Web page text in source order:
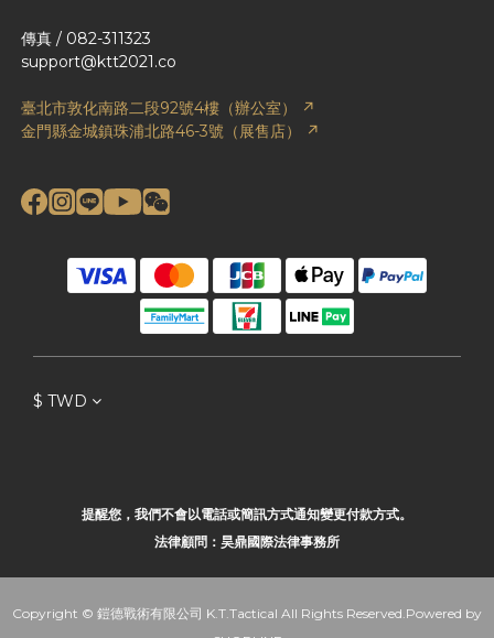
傳真 / 082-311323
support@ktt2021.co
臺北市敦化南路二段92號4樓（辦公室） ↗
金門縣金城鎮珠浦北路46-3號（展售店） ↗
$ TWD
提醒您，我們不會以電話或簡訊方式通知變更付款方式。
法律顧問：昊鼎國際法律事務所
Copyright © 鎧德戰術有限公司 K.T.Tactical All Rights Reserved.Powered by